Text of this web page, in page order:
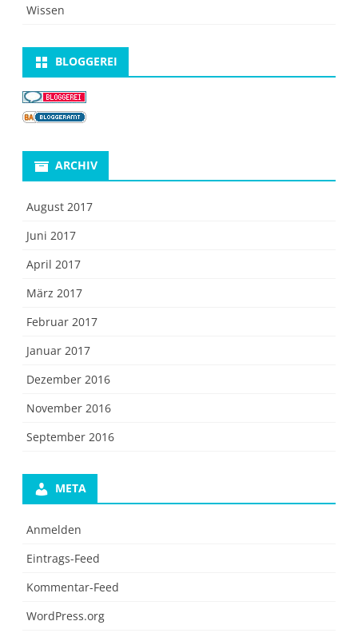
Wissen
BLOGGEREI
ARCHIV
August 2017
Juni 2017
April 2017
März 2017
Februar 2017
Januar 2017
Dezember 2016
November 2016
September 2016
META
Anmelden
Eintrags-Feed
Kommentar-Feed
WordPress.org